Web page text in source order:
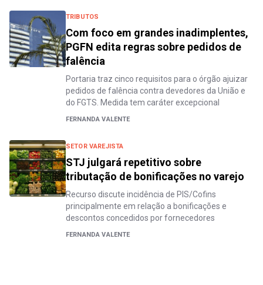
TRIBUTOS
Com foco em grandes inadimplentes,
PGFN edita regras sobre pedidos de
falência
Portaria traz cinco requisitos para o órgão ajuizar
pedidos de falência contra devedores da União e
do FGTS. Medida tem caráter excepcional
FERNANDA VALENTE
SETOR VAREJISTA
STJ julgará repetitivo sobre
tributação de bonificações no varejo
Recurso discute incidência de PIS/Cofins
principalmente em relação a bonificações e
descontos concedidos por fornecedores
FERNANDA VALENTE